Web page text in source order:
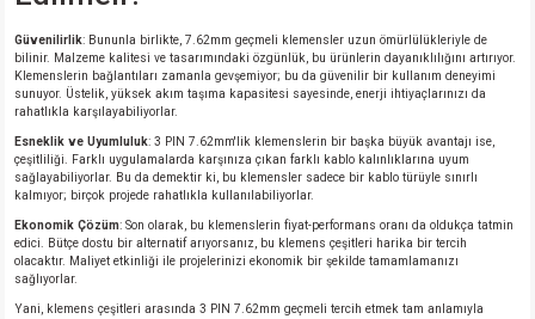
Güvenilirlik: Bununla birlikte, 7.62mm geçmeli klemensler uzun ömürlülükleriyle de
bilinir. Malzeme kalitesi ve tasarımındaki özgünlük, bu ürünlerin dayanıklılığını artırıyor.
Klemenslerin bağlantıları zamanla gevşemiyor; bu da güvenilir bir kullanım deneyimi
sunuyor. Üstelik, yüksek akım taşıma kapasitesi sayesinde, enerji ihtiyaçlarınızı da
rahatlıkla karşılayabiliyorlar.
Esneklik ve Uyumluluk: 3 PIN 7.62mm'lik klemenslerin bir başka büyük avantajı ise,
çeşitliliği. Farklı uygulamalarda karşınıza çıkan farklı kablo kalınlıklarına uyum
sağlayabiliyorlar. Bu da demektir ki, bu klemensler sadece bir kablo türüyle sınırlı
kalmıyor; birçok projede rahatlıkla kullanılabiliyorlar.
Ekonomik Çözüm: Son olarak, bu klemenslerin fiyat-performans oranı da oldukça tatmin
edici. Bütçe dostu bir alternatif arıyorsanız, bu klemens çeşitleri harika bir tercih
olacaktır. Maliyet etkinliği ile projelerinizi ekonomik bir şekilde tamamlamanızı
sağlıyorlar.
Yani, klemens çeşitleri arasında 3 PIN 7.62mm geçmeli tercih etmek tam anlamıyla